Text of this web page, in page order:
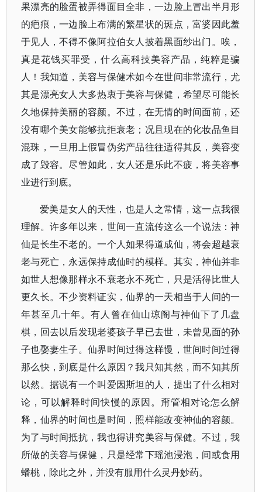
果漂亮的脸蛋被弄得面目全非，一边脸上冒出半月形
的疤痕，一边脸上布满的繁星状的斑点，富婆因此羞
于见人，不得不像阿拉伯女人披着黑面纱出门。唉，
真是花钱买罪受，什么高科技美容产品，纯粹是骗
人！我知道，美容与保健术如今在世间非常流行，尤
其是漂亮女人大多热衷于美容与保健，希望尽可能长
久地保持美丽的容颜。不过，在无情的时间面前，还
没有哪个美女能够抗拒衰老；况且现在的化妆品鱼目
混珠，一旦用上假冒伪劣产品往往适得其反，美容变
成了毁容。尽管如此，女人还是乐此不疲，将美容事
业进行到底。
爱美是女人的天性，也是人之常情，这一点我很
理解。许多年以来，世间一直流传这么一个说法：神
仙是长生不老的。一个人如果得道成仙，将会超越衰
老与死亡，永远保持成仙时的模样。其实，神仙并非
如世人想像那样永不衰老永不死亡，只是活得比世人
更久长。不少资料证实，仙界的一天相当于人间的一
年甚至几十年。有人曾在仙山琼阁与神仙下了几盘
棋，回去以后发现老婆孩子早已去世，未曾见面的孙
子也娶妻生子。仙界时间过得这样慢，世间时间过得
那么快，到底是什么原因？我只知其然，而不知其所
以然。据说有一个叫爱因斯坦的人，提出了什么相对
论，可以解释时间快慢的原因。甭管相对论怎么解
释，仙界的时间也是时间，照样能改变神仙的容颜。
为了与时间抵抗，我也得讲究美容与保健。不过，我
所做的美容与保健，只是经常下瑶池浸泡，间或食用
蟠桃，除此之外，并没有服用什么灵丹妙药。